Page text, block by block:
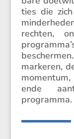
ties die
rechten,
markeren,
ende
programma.